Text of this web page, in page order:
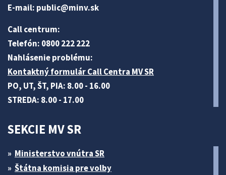
E-mail: public@minv.sk
Call centrum:
Telefón: 0800 222 222
Nahlásenie problému:
Kontaktný formulár Call Centra MV SR
PO, UT, ŠT, PIA: 8.00 - 16.00
STREDA: 8.00 - 17.00
SEKCIE MV SR
Ministerstvo vnútra SR
Štátna komisia pre volby